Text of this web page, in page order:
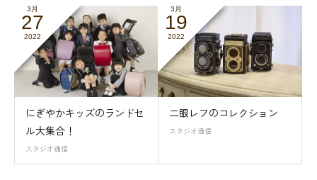
3月
27
2022
にぎやかキッズのランドセ
ル大集合！
スタジオ通信
3月
19
2022
二眼レフのコレクション
スタジオ通信